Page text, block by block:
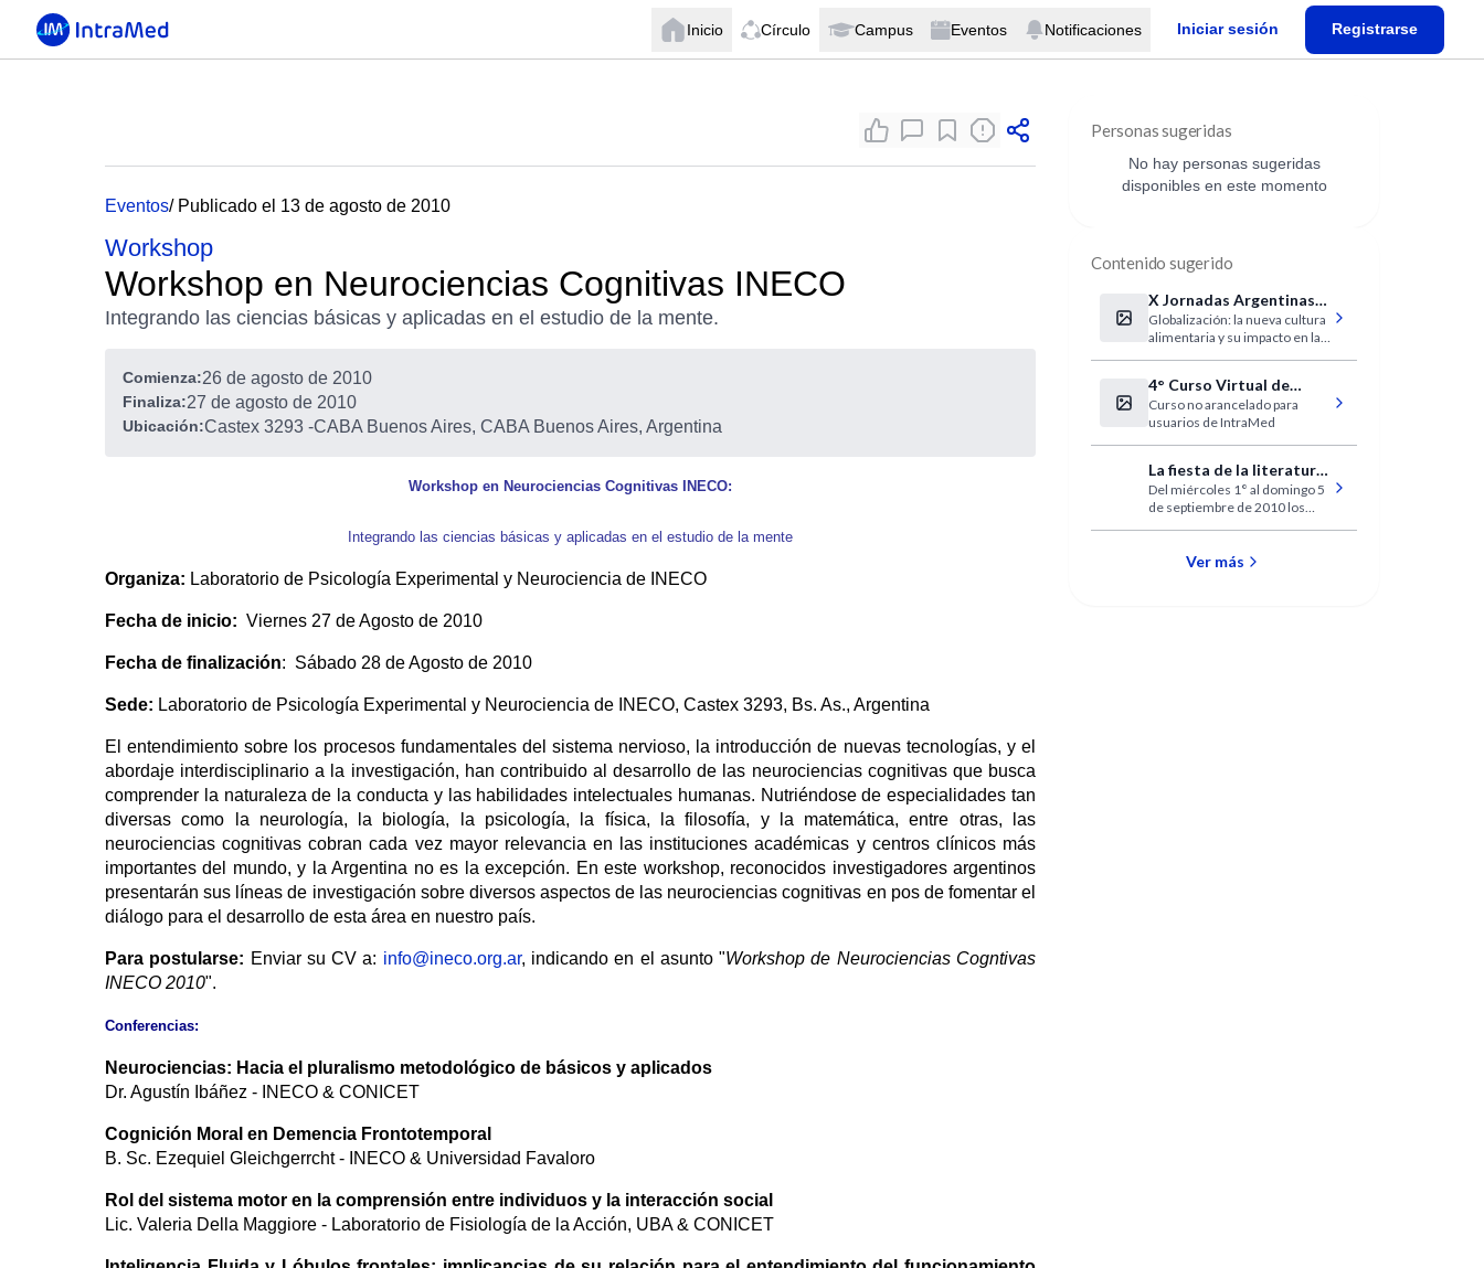
Inicio Círculo Campus Eventos Notificaciones Iniciar sesión Registrarse
Eventos/ Publicado el 13 de agosto de 2010
Workshop
Workshop en Neurociencias Cognitivas INECO
Integrando las ciencias básicas y aplicadas en el estudio de la mente.
Comienza:26 de agosto de 2010
Finaliza:27 de agosto de 2010
Ubicación:Castex 3293 -CABA Buenos Aires, CABA Buenos Aires, Argentina
Workshop en Neurociencias Cognitivas INECO:
Integrando las ciencias básicas y aplicadas en el estudio de la mente
Organiza: Laboratorio de Psicología Experimental y Neurociencia de INECO
Fecha de inicio: Viernes 27 de Agosto de 2010
Fecha de finalización: Sábado 28 de Agosto de 2010
Sede: Laboratorio de Psicología Experimental y Neurociencia de INECO, Castex 3293, Bs. As., Argentina
El entendimiento sobre los procesos fundamentales del sistema nervioso, la introducción de nuevas tecnologías, y el
abordaje interdisciplinario a la investigación, han contribuido al desarrollo de las neurociencias cognitivas que busca
comprender la naturaleza de la conducta y las habilidades intelectuales humanas. Nutriéndose de especialidades tan
diversas como la neurología, la biología, la psicología, la física, la filosofía, y la matemática, entre otras, las
neurociencias cognitivas cobran cada vez mayor relevancia en las instituciones académicas y centros clínicos más
importantes del mundo, y la Argentina no es la excepción. En este workshop, reconocidos investigadores argentinos
presentarán sus líneas de investigación sobre diversos aspectos de las neurociencias cognitivas en pos de fomentar el
diálogo para el desarrollo de esta área en nuestro país.
Para postularse: Enviar su CV a: info@ineco.org.ar, indicando en el asunto "Workshop de Neurociencias Cogntivas
INECO 2010".
Conferencias:
Neurociencias: Hacia el pluralismo metodológico de básicos y aplicados
Dr. Agustín Ibáñez - INECO & CONICET
Cognición Moral en Demencia Frontotemporal
B. Sc. Ezequiel Gleichgerrcht - INECO & Universidad Favaloro
Rol del sistema motor en la comprensión entre individuos y la interacción social
Lic. Valeria Della Maggiore - Laboratorio de Fisiología de la Acción, UBA & CONICET
Personas sugeridas
No hay personas sugeridas
disponibles en este momento
Contenido sugerido
X Jornadas Argentinas
de Nutrición
Globalización: la nueva cultura
alimentaria y su impacto en la
4° Curso Virtual de
Actualización de
Infecciones Adultos
Curso no arancelado para
usuarios de IntraMed
La fiesta de la literatura
en Bs. As.
Del miércoles 1° al domingo 5
de septiembre de 2010 los
común.Ver más